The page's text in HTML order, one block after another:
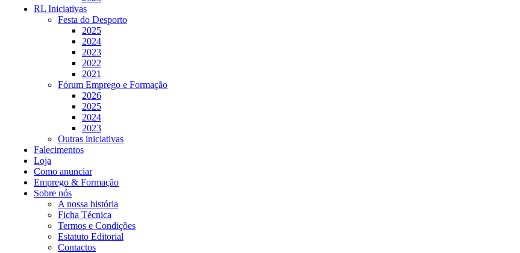
RL Iniciativas
Festa do Desporto
2025
2024
2023
2022
2021
Fórum Emprego e Formação
2026
2025
2024
2023
Outras iniciativas
Falecimentos
Loja
Como anunciar
Emprego & Formação
Sobre nós
A nossa história
Ficha Técnica
Termos e Condições
Estatuto Editorial
Contactos